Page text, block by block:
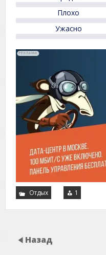
Плохо
Ужасно
Отдых 1
Назад